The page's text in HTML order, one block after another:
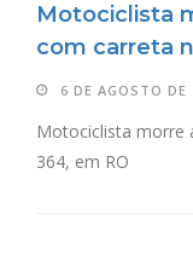
Motociclista
com carreta
6 DE AGOSTO DE
Motociclista morre
364, em RO